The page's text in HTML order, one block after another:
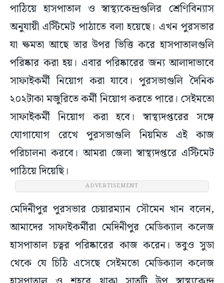
পাঠিয়ে হাসপাতাল ও স্বাস্থ্যকেন্দ্রগুলির শ্রেণিবিন্যাস
অনুযায়ী এস্টিমেট পাঠাতে বলা হয়েছে। এখন পুরসভার
যা ক্ষমতা আছে তার উপর ভিত্তি করে হাসপাতালগুলি
পরিষ্কার করা হয়। এবার পরিষ্কারের জন্য আলাদাভাবে
সাফাইকর্মী নিয়োগ করা যাবে। পুরসভাগুলি দৈনিক
২০২টাকা মজুরিতে কর্মী নিয়োগ করতে পারে। সেইমতো
সাফাইকর্মী নিয়োগ করা হবে। স্বাস্থ্যদপ্তরের সঙ্গে
যোগাযোগ রেখে পুরসভাগুলি নিয়মিত এই কাজ
পরিচালনা করবে। আমরা জেলা স্বাস্থ্যদপ্তরে এস্টিমেট
পাঠিয়ে দিয়েছি।
ADVERTISEMENT
মেদিনীপুর পুরসভার চেয়ারম্যান সৌমেন খান বলেন,
আমাদের সাফাইকর্মীরা মেদিনীপুর মেডিক্যাল কলেজ
হাসপাতাল চত্বর পরিষ্কারের কাজ করেন। তবুও সুডা
থেকে যে চিঠি এসেছে সেইমতো মেডিক্যাল কলেজ